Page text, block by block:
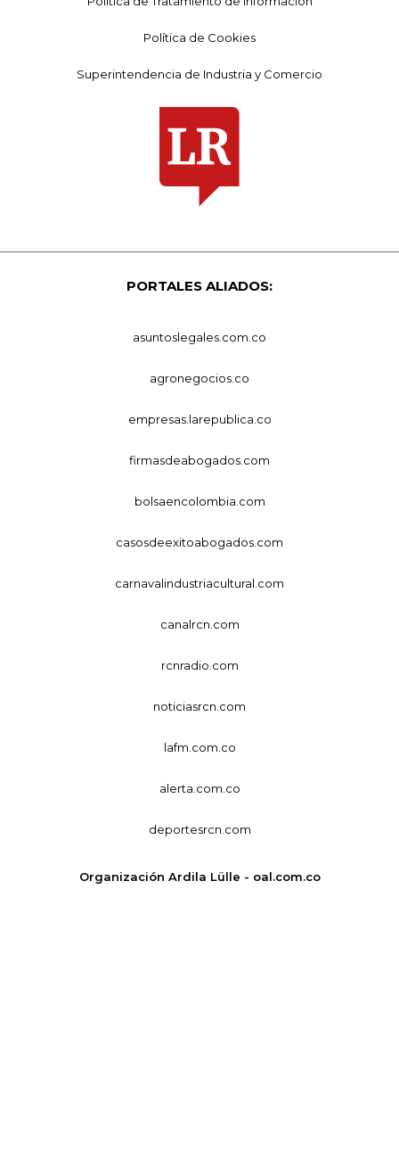
Política de Cookies
Superintendencia de Industria y Comercio
PORTALES ALIADOS:
asuntoslegales.com.co
agronegocios.co
empresas.larepublica.co
firmasdeabogados.com
bolsaencolombia.com
casosdeexitoabogados.com
carnavalindustriacultural.com
canalrcn.com
rcnradio.com
noticiasrcn.com
lafm.com.co
alerta.com.co
deportesrcn.com
Organización Ardila Lülle - oal.com.co